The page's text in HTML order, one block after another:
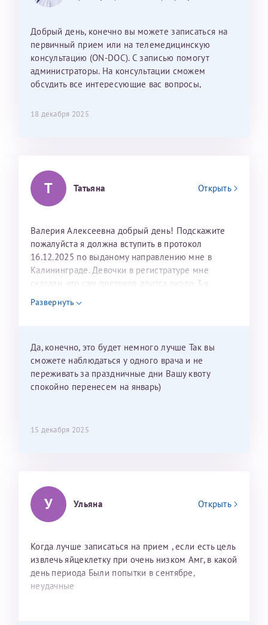
Наталью Викторовну. Тоже очень душевный человек.
лёгкое и простое. Вообще в данной клинике весь
персонал очень вежливый и чуткий, прям приятно
находиться. Мы собираемся туда ещё за вторым
ребёнком, и конечно же только к Ринату
Рафаильевичу, нашему волшебнику, без каких либо
26 июля 2026
Добрый день, конечно вы можете записаться на
первичный прием или на телемедицинскую
консультацию (ON-DOC). С записью помогут
администраторы. На консультации сможем
обсудить все интересующие вас вопросы,
18 декабря 2025
Т Татьяна Открыть
Валерия Алексеевна добрый день! Подскажите
пожалуйста я должна вступить в протокол
16.12.2025 по выданому направлению мне в
Калининграде. Девочки в регистратуре мне
сказали, что сам протокол длится около 3-х
недель и 3 недели я должна находится в Питере.
Можно мне новый год провести в Калининграде и
Развернуть
Да, конечно, это будет немного лучше Так вы
сможете наблюдаться у одного врача и не
переживать за праздничные дни Вашу квоту
спокойно перенесем на январь)
15 декабря 2025
У Ульяна Открыть
Когда лучше записаться на прием , если есть цель
извлечь яйцеклетку при очень низком Амг, в какой
день периода Были попытки в сентябре,
неудачные